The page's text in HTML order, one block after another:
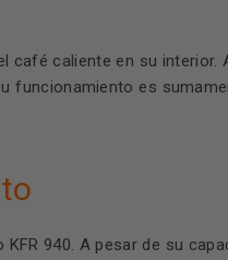
caliente en su
es
KFR 940. A pesar de su